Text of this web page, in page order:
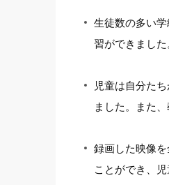
生徒数の多い
習ができました
児童は自分た
ました。また
録画した映像
ことができ、